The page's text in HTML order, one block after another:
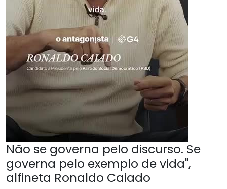
Não se governa pelo discurso. Se
governa pelo exemplo de vida",
alfineta Ronaldo Caiado